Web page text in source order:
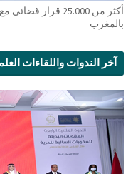
أكثر من 25.000
بالمغرب
آخر الندوات واللقاءات